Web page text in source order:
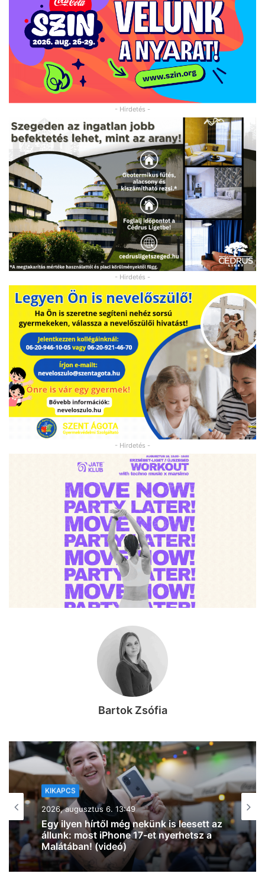
- Hirdetés -
- Hirdetés -
- Hirdetés -
Bartok Zsófia
KIKAPCS
2026, augusztus 6. 10:53
Teljes lett a SZIN programja: mutatjuk,
hol és kik pörgetik fel Szeged utolsó
nagy nyári buliját